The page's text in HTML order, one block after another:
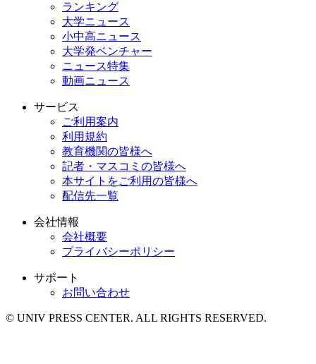
ランキング
大学ニュース
小中高ニュース
大学発ベンチャー
ニュース特集
動画ニュース
サービス
ご利用案内
利用規約
教育機関の皆様へ
記者・マスコミの皆様へ
本サイトをご利用の皆様へ
配信先一覧
会社情報
会社概要
プライバシーポリシー
サポート
お問い合わせ
© UNIV PRESS CENTER. ALL RIGHTS RESERVED.